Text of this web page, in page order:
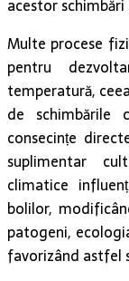
acestor
Multe procese
pentru
temperatură,
de schimbările
consecințe
suplimentar
climatice
bolilor,
patogeni,
favorizând astfel